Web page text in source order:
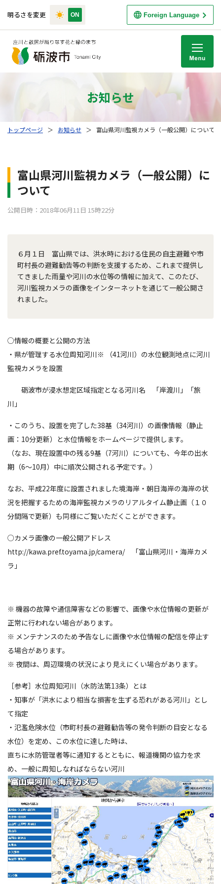
明るさを変更 Foreign Language
お知らせ
トップページ ＞ お知らせ ＞ 富山県河川監視カメラ（一般公開）について
富山県河川監視カメラ（一般公開）に
ついて
公開日時：2018年06月11日 15時22分
６月１日 富山県では、洪水時における住民の自主避難や市
町村長の避難勧告等の判断を支援するため、これまで提供し
てきました雨量や河川の水位等の情報に加えて、このたび、
河川監視カメラの画像をインターネットを通じて一般公開さ
れました。
○情報の概要と公開の方法
・県が管理する水位周知河川※ （41河川）の水位観測地点に河川
監視カメラを設置
砺波市が浸水想定区域指定となる河川名 「岸渡川」「旅
川」
・このうち、設置を完了した38基（34河川）の画像情報（静止
画：10分更新）と水位情報をホームページで提供します。
（なお、現在設置中の残る9基（7河川）についても、今年の出水
期（6～10月）中に順次公開される予定です。）
なお、平成22年度に設置されました境海岸・朝日海岸の海岸の状
況を把握するための海岸監視カメラのリアルタイム静止画（１０
分間隔で更新）も同様にご覧いただくことができます。
○カメラ画像の一般公開アドレス
http://kawa.pref.toyama.jp/camera/ 「富山県河川・海岸カメ
ラ」
※ 機器の故障や通信障害などの影響で、画像や水位情報の更新が
正常に行われない場合があります。
※ メンテナンスのため予告なしに画像や水位情報の配信を停止す
る場合があります。
※ 夜間は、周辺環境の状況により見えにくい場合があります。
［参考］水位周知河川（水防法第13条）とは
・知事が「洪水により相当な損害を生ずる恐れがある河川」とし
て指定
・氾濫危険水位（市町村長の避難勧告等の発令判断の目安となる
水位）を定め、この水位に達した時は、
直ちに水防管理者等に通知するとともに、報道機関の協力を求
め、一般に周知しなればならない河川